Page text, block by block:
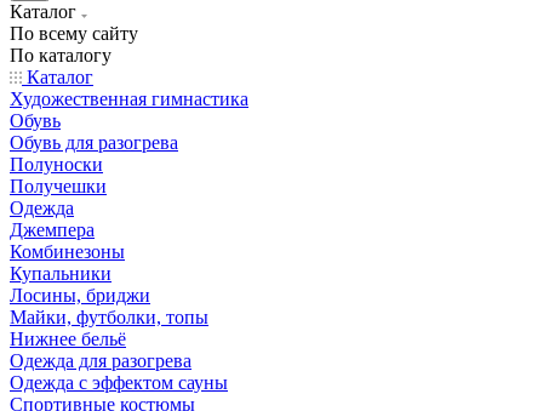
Каталог
По всему сайту
По каталогу
Каталог
Художественная гимнастика
Обувь
Обувь для разогрева
Полуноски
Получешки
Одежда
Джемпера
Комбинезоны
Купальники
Лосины, бриджи
Майки, футболки, топы
Нижнее бельё
Одежда для разогрева
Одежда с эффектом сауны
Спортивные костюмы